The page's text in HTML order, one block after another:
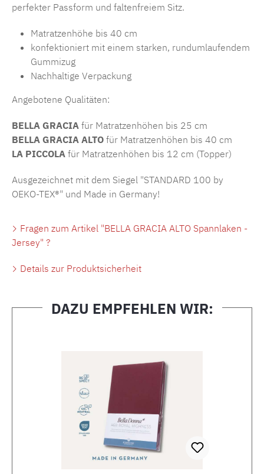
perfekter Passform und faltenfreiem Sitz.
Matratzenhöhe bis 40 cm
konfektioniert mit einem starken, rundumlaufendem
Gummizug
Nachhaltige Verpackung
Angebotene Qualitäten:
BELLA GRACIA für Matratzenhöhen bis 25 cm
BELLA GRACIA ALTO für Matratzenhöhen bis 40 cm
LA PICCOLA für Matratzenhöhen bis 12 cm (Topper)
Ausgezeichnet mit dem Siegel "STANDARD 100 by
OEKO-TEX®" und Made in Germany!
Fragen zum Artikel "BELLA GRACIA ALTO Spannlaken -
Jersey" ?
Details zur Produktsicherheit
DAZU EMPFEHLEN WIR: